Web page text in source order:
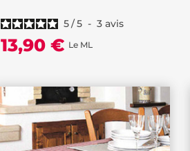
5/5 - 3 avis
13,90 € Le ML